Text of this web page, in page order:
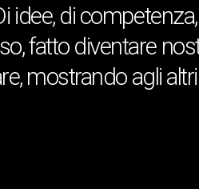
idee, di
fatto diventare
mostrando agli